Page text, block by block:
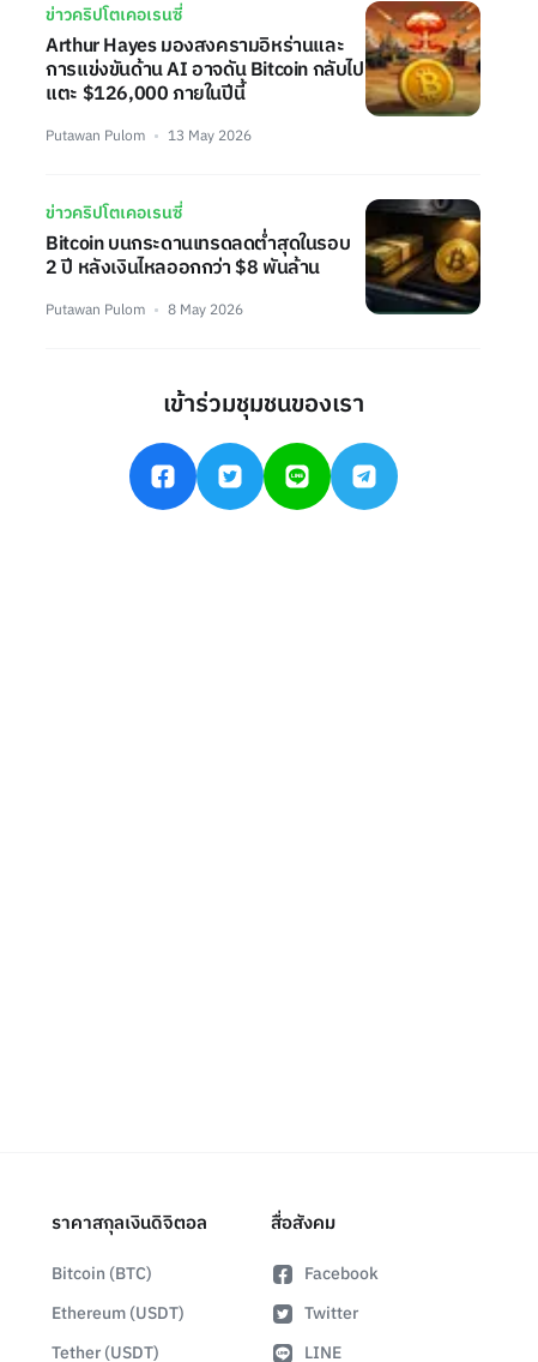
ข่าวคริปโตเคอเรนซี่
Arthur Hayes มองสงครามอิหร่านและ
การแข่งขันด้าน AI อาจดัน Bitcoin กลับไป
แตะ $126,000 ภายในปีนี้
Putawan Pulom 13 May 2026
ข่าวคริปโตเคอเรนซี่
Bitcoin บนกระดานเทรดลดต่ำสุดในรอบ
2 ปี หลังเงินไหลออกกว่า $8 พันล้าน
Putawan Pulom 8 May 2026
เข้าร่วมชุมชนของเรา
ราคาสกุลเงินดิจิตอล
Bitcoin (BTC)
Ethereum (USDT)
Tether (USDT)
สื่อสังคม
Facebook
Twitter
LINE